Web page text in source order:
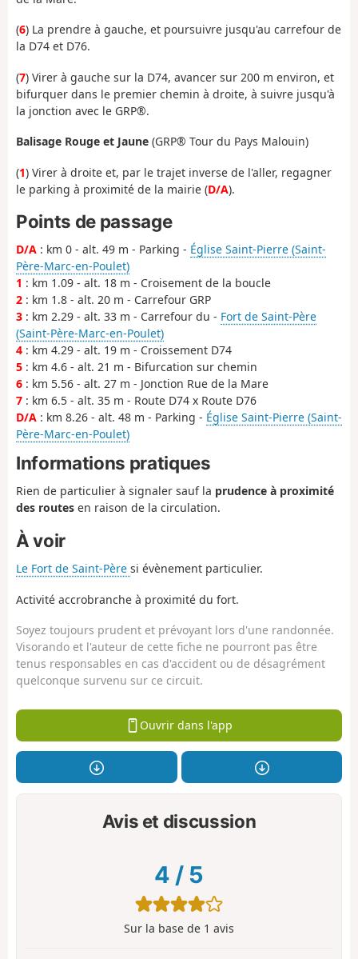
(6) La prendre à gauche, et poursuivre jusqu'au carrefour de
la D74 et D76.
(7) Virer à gauche sur la D74, avancer sur 200 m environ, et
bifurquer dans le premier chemin à droite, à suivre jusqu'à
la jonction avec le GRP®.
Balisage Rouge et Jaune (GRP® Tour du Pays Malouin)
(1) Virer à droite et, par le trajet inverse de l'aller, regagner
le parking à proximité de la mairie (D/A).
Points de passage
D/A : km 0 - alt. 49 m - Parking - Église Saint-Pierre (Saint-
Père-Marc-en-Poulet)
1 : km 1.09 - alt. 18 m - Croisement de la boucle
2 : km 1.8 - alt. 20 m - Carrefour GRP
3 : km 2.29 - alt. 33 m - Carrefour du - Fort de Saint-Père
(Saint-Père-Marc-en-Poulet)
4 : km 4.29 - alt. 19 m - Croissement D74
5 : km 4.6 - alt. 21 m - Bifurcation sur chemin
6 : km 5.56 - alt. 27 m - Jonction Rue de la Mare
7 : km 6.5 - alt. 35 m - Route D74 x Route D76
D/A : km 8.26 - alt. 48 m - Parking - Église Saint-Pierre (Saint-
Père-Marc-en-Poulet)
Informations pratiques
Rien de particulier à signaler sauf la prudence à proximité
des routes en raison de la circulation.
À voir
Le Fort de Saint-Père si évènement particulier.
Activité accrobranche à proximité du fort.
Soyez toujours prudent et prévoyant lors d'une randonnée.
Visorando et l'auteur de cette fiche ne pourront pas être
tenus responsables en cas d'accident ou de désagrément
quelconque survenu sur ce circuit.
Ouvrir dans l'app
Avis et discussion
4 / 5
Sur la base de 1 avis